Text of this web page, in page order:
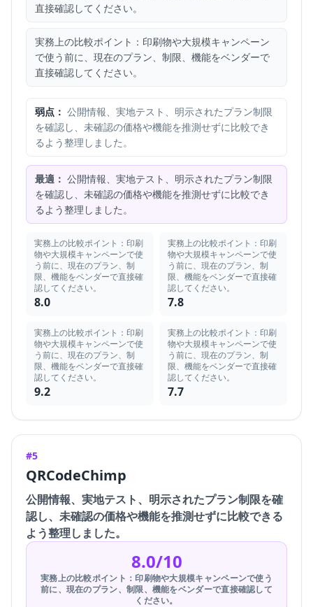
直接確認してください。
実務上の比較ポイント：印刷物や大規模キャンペーン
で使う前に、現在のプラン、制限、機能をベンダーで
直接確認してください。
弱点： 公開情報、実地テスト、明示されたプラン制限
を確認し、未確認の価格や機能を推測せずに比較でき
るよう整理しました。
最適： 公開情報、実地テスト、明示されたプラン制限
を確認し、未確認の価格や機能を推測せずに比較でき
るよう整理しました。
実務上の比較ポイント：印刷
物や大規模キャンペーンで使
う前に、現在のプラン、制
限、機能をベンダーで直接確
認してください。
8.0
実務上の比較ポイント：印刷
物や大規模キャンペーンで使
う前に、現在のプラン、制
限、機能をベンダーで直接確
認してください。
7.8
実務上の比較ポイント：印刷
物や大規模キャンペーンで使
う前に、現在のプラン、制
限、機能をベンダーで直接確
認してください。
9.2
実務上の比較ポイント：印刷
物や大規模キャンペーンで使
う前に、現在のプラン、制
限、機能をベンダーで直接確
認してください。
7.7
#5
QRCodeChimp
公開情報、実地テスト、明示されたプラン制限を確
認し、未確認の価格や機能を推測せずに比較できる
よう整理しました。
8.0/10
実務上の比較ポイント：印刷物や大規模キャンペーンで使う
前に、現在のプラン、制限、機能をベンダーで直接確認して
ください。